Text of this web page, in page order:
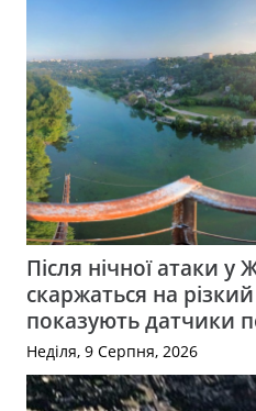
Після нічної атаки у
скаржаться на
показують датчики
Неділя, 9 Серпня, 2026